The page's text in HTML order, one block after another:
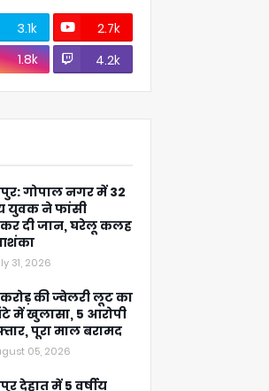
3.1k
2.7k
1.8k 4.2k
गोपाल नगर में 32
युवक ने फांसी
दी जान, घरेलू कलह
31, 2026
करोड़ की ज्वेलरी लूट का
में खुलासा, 5 आरोपी
पूरा माल बरामद
05, 2026
देहात में 5 वर्षीय